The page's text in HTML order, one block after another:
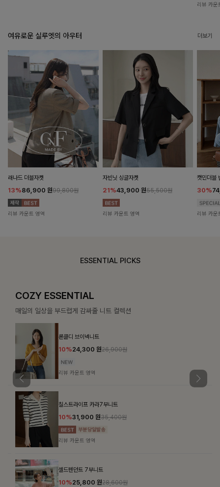
리뷰 카운
여유로운 실루엣의 아우터 더보기
래나드 더블자켓
13%86,900 원99,800원
리뷰 카운트 영역
자빈닛 싱글자켓
21%43,900 원55,500원
리뷰 카운트 영역
캣민더블
30%
리뷰 카운
ESSENTIAL PICKS
COZY ESSENTIAL
매일의 일상을 부드럽게 감싸줄 니트 컬렉션
론클디 브이넥니트
10%24,300원 26,900원
리뷰 카운트 영역
칠스트라이프 카라7부니트
10%31,900원 35,400원
리뷰 카운트 영역
셀드펜던트 7부니트
10%25,800원 28,600원